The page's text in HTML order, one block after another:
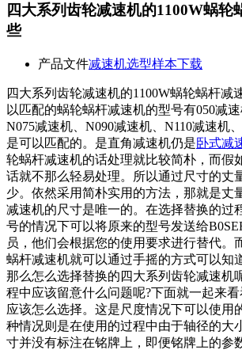
四大系列齿轮减速机的1100W蜗轮
些
产品文件减速机选型样本下载
四大系列齿轮减速机的1100W蜗轮蜗杆减
以匹配的蜗轮蜗杆减速机的型号有050减速
N075减速机、N090减速机、N110减速机
是可以匹配的。是直角减速机仍是卧式减
轮蜗杆减速机的话处理就比较简朴，而假
话就不那么轻易处理。所以通过尺寸的丈
少。依然采用简朴实用的方法，那就是丈
减速机的尺寸是唯一的。在选择替换的过
号的情况下可以将原来的型号发送给
员，他们会根据您的使用要求进行替代。
蜗杆减速机就可以通过手摇的方式可以知
那么怎么选择替换的四大系列齿轮减速机
程中应该留意什么问题呢?下面就一起来看
应该怎么选择。这是尺度情况下可以使用
种情况则是在使用的过程中由于轴径的大
寸并没有标注在铭牌上，即便铭牌上的参